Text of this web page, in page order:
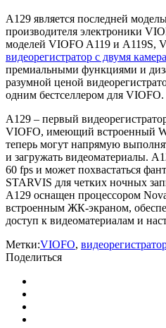
A129 является последней
производителя электроники
моделей VIOFO A119 и A119S,
видеорегистратор с двумя
премиальными функциями и
разумной ценой
одним бестселлером для VIOFO.
A129 – первый
VIOFO, имеющий встроенный
теперь могут напрямую
и загружать видеоматериалы.
60 fps и может похвастаться
STARVIS для четких ночных
A129 оснащен процессором
встроенным ЖК-экраном,
доступ к видеоматериалам и
Метки:VIOFO,
Поделиться